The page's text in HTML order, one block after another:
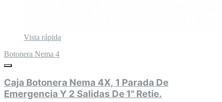
Vista rápida
Botonera Nema 4
Caja Botonera Nema 4X, 1 Parada De
Emergencia Y 2 Salidas De 1" Retie.